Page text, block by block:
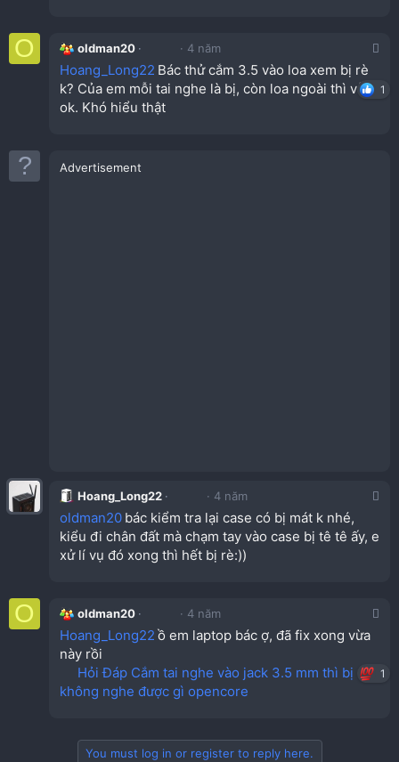
O oldman20 4 năm
Hoang_Long22 Bác thử cắm 3.5 vào loa xem bị rè
k? Của em mỗi tai nghe là bị, còn loa ngoài thì vẫn
ok. Khó hiểu thật
1
Advertisement
Hoang_Long22 4 năm
oldman20 bác kiểm tra lại case có bị mát k nhé,
kiểu đi chân đất mà chạm tay vào case bị tê tê ấy, e
xử lí vụ đó xong thì hết bị rè:))
O oldman20 4 năm
Hoang_Long22 ồ em laptop bác ợ, đã fix xong vừa
này rồi
Hỏi Đáp Cắm tai nghe vào jack 3.5 mm thì bị rè,
không nghe được gì opencore
1
You must log in or register to reply here.